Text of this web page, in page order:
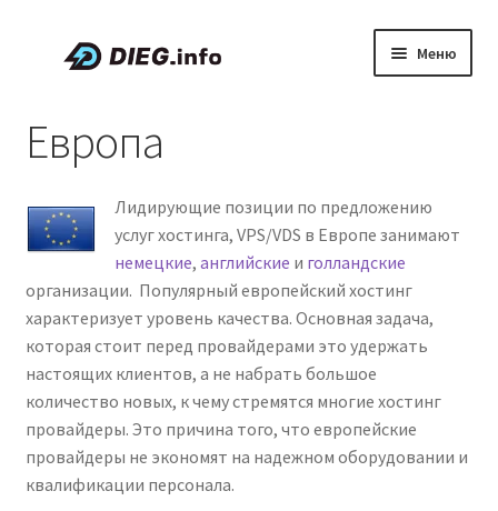
Перейти
Перейти
Меню
Скидки и промокоды
О проекте DIEG
Русский
Европа
Лидирующие позиции по предложению
услуг хостинга, VPS/VDS в Европе занимают
немецкие, английские и голландские
организации. Популярный европейский хостинг
характеризует уровень качества. Основная задача,
которая стоит перед провайдерами это удержать
настоящих клиентов, а не набрать большое
количество новых, к чему стремятся многие хостинг
провайдеры. Это причина того, что европейские
провайдеры не экономят на надежном оборудовании и
квалификации персонала.